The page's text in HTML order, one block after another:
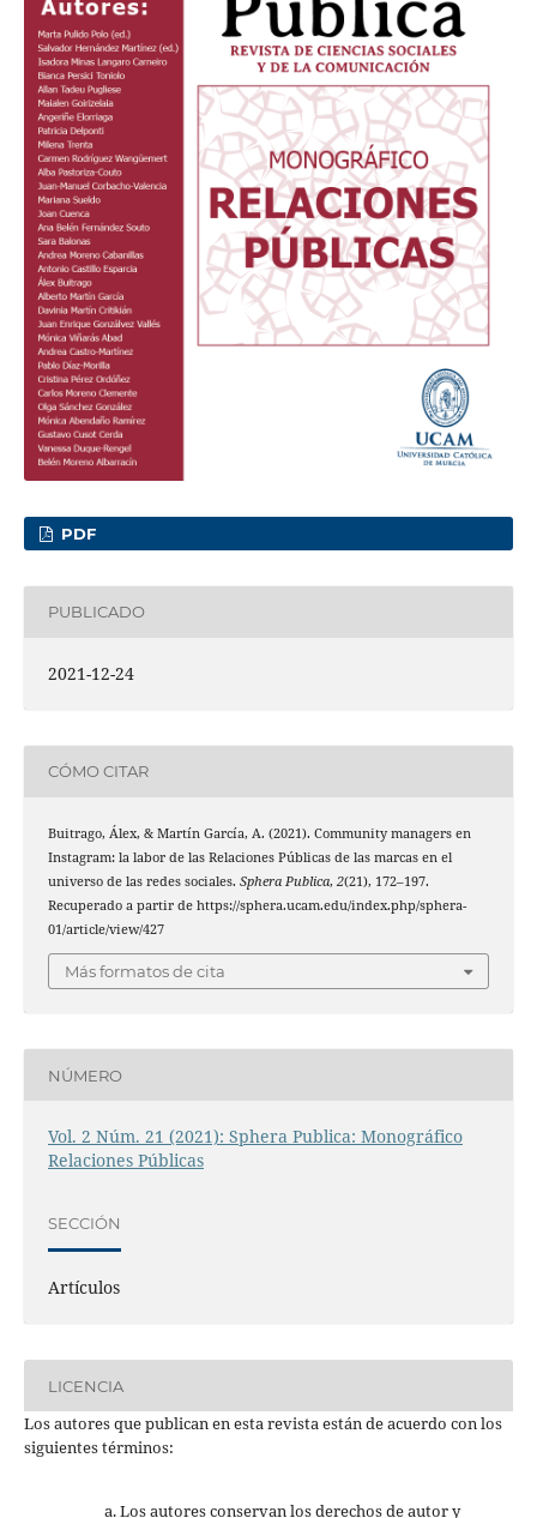
PDF
PUBLICADO
2021-12-24
CÓMO CITAR
Buitrago, Álex, & Martín García, A. (2021). Community managers en
Instagram: la labor de las Relaciones Públicas de las marcas en el
universo de las redes sociales. Sphera Publica, 2(21), 172–197.
Recuperado a partir de https://sphera.ucam.edu/index.php/sphera-
01/article/view/427
Más formatos de cita
NÚMERO
Vol. 2 Núm. 21 (2021): Sphera Publica: Monográfico
Relaciones Públicas
SECCIÓN
Artículos
LICENCIA
Los autores que publican en esta revista están de acuerdo con los
siguientes términos:
Los autores conservan los derechos de autor y